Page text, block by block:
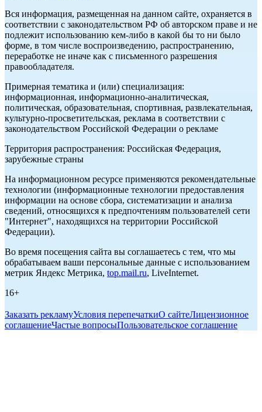
Вся информация, размещенная на данном сайте, охраняется в
соответствии с законодательством РФ об авторском праве и не
подлежит использованию кем-либо в какой бы то ни было
форме, в том числе воспроизведению, распространению,
переработке не иначе как с письменного разрешения
правообладателя.
Примерная тематика и (или) специализация:
информационная, информационно-аналитическая,
политическая, образовательная, спортивная, развлекательная,
культурно-просветительская, реклама в соответствии с
законодательством Российской Федерации о рекламе
Территория распространения: Российская Федерация,
зарубежные страны
На информационном ресурсе применяются рекомендательные
технологии (информационные технологии предоставления
информации на основе сбора, систематизации и анализа
сведений, относящихся к предпочтениям пользователей сети
"Интернет", находящихся на территории Российской
Федерации).
Во время посещения сайта вы соглашаетесь с тем, что мы
обрабатываем ваши персональные данные с использованием
метрик Яндекс Метрика, top.mail.ru, LiveInternet.
16+
Заказать рекламуУсловия перепечаткиО сайтеЛицензионное
соглашениеЧастые вопросыПользовательское соглашение